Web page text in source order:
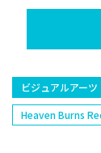
ビジュアルアーツ
Heaven Burns